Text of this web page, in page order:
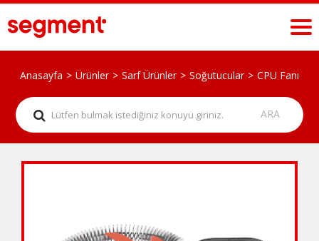
Anasayfa Ürünler Sarf Ürünler Soğutucular CPU Fanı